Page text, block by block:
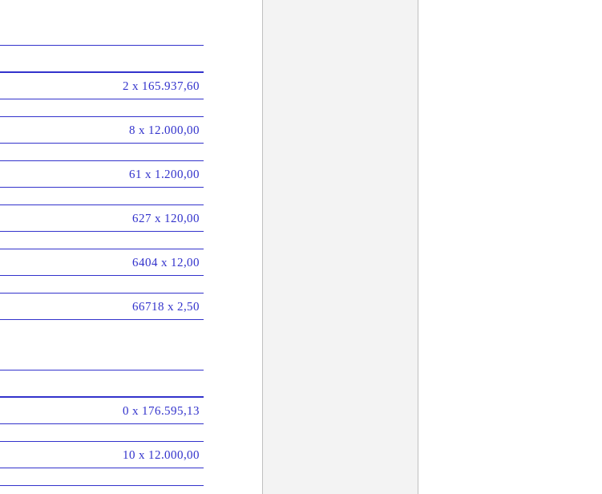
2 x 165.937,60
8 x 12.000,00
61 x 1.200,00
627 x 120,00
6404 x 12,00
66718 x 2,50
0 x 176.595,13
10 x 12.000,00